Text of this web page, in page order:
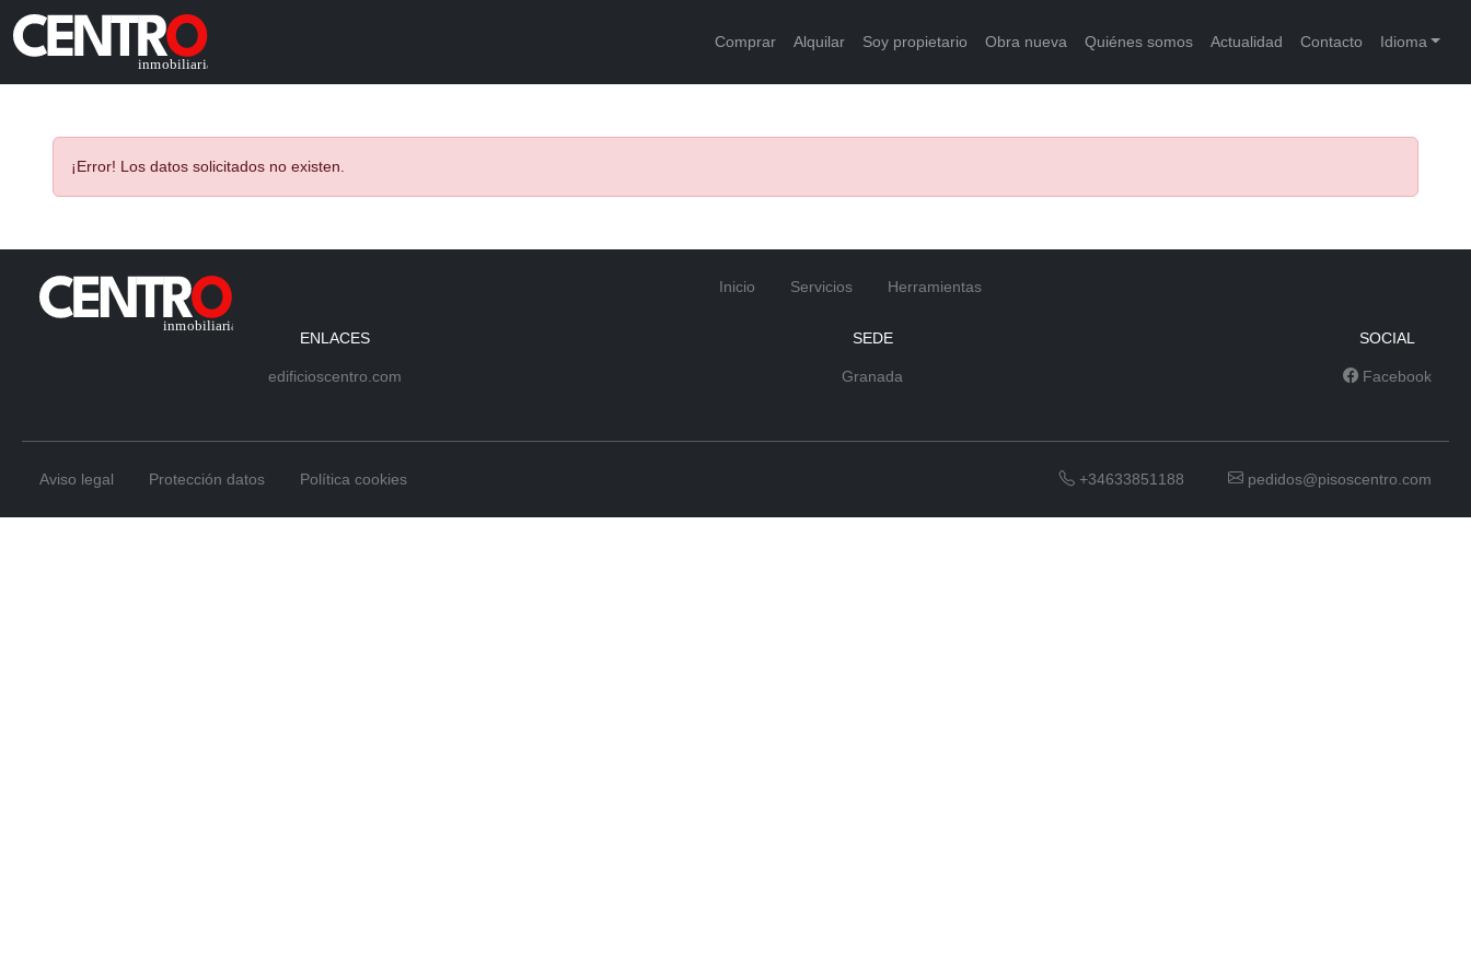
Comprar Alquilar Soy propietario Obra nueva Quiénes somos Actualidad Contacto Idioma
¡Error! Los datos solicitados no existen.
Inicio Servicios Herramientas
ENLACES
edificioscentro.com
SEDE
Granada
SOCIAL
Facebook
Aviso legal Protección datos Política cookies +34633851188 pedidos@pisoscentro.com